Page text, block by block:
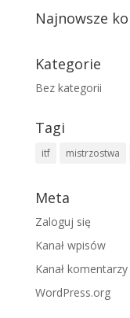
Najnowsze
Kategorie
Bez kategorii
Tagi
itf mistrzostwa
Meta
Zaloguj się
Kanał wpisów
Kanał komentarzy
WordPress.org